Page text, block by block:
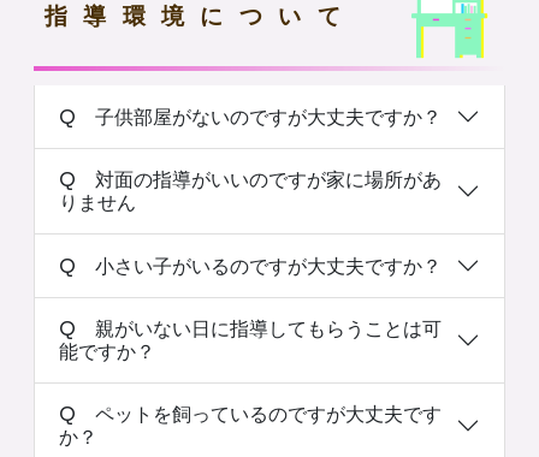
指導環境について
Q 子供部屋がないのですが大丈夫ですか？
Q 対面の指導がいいのですが家に場所があ
りません
Q 小さい子がいるのですが大丈夫ですか？
Q 親がいない日に指導してもらうことは可
能ですか？
Q ペットを飼っているのですが大丈夫です
か？